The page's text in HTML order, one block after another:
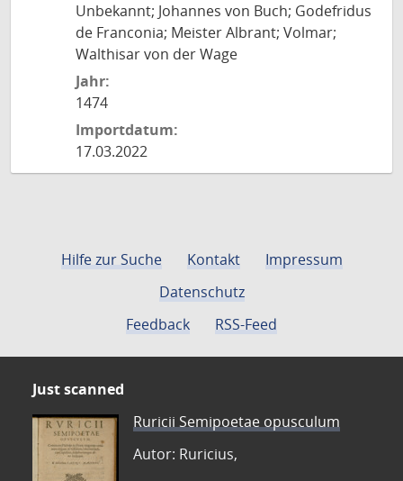
Unbekannt; Johannes von Buch; Godefridus
de Franconia; Meister Albrant; Volmar;
Walthisar von der Wage
Jahr:
1474
Importdatum:
17.03.2022
Hilfe zur Suche Kontakt
Impressum
Datenschutz
Feedback
RSS-Feed
Just scanned
Ruricii Semipoetae opusculum
Autor: Ruricius,